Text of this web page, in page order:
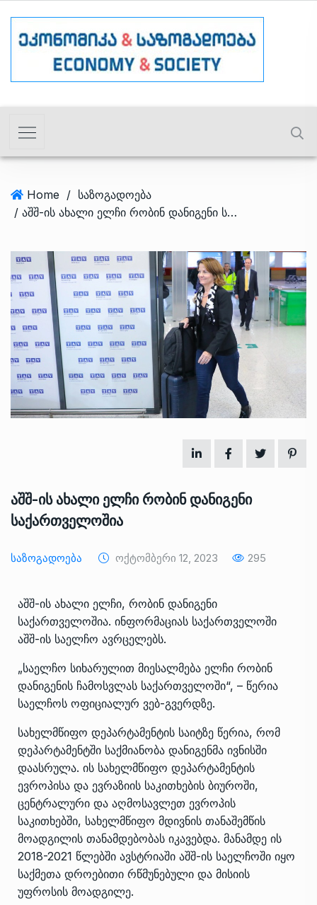
Home / საზოგადოება
/ აშშ-ის ახალი ელჩი რობინ დანიგენი საქართველოშია
აშშ-ის ახალი ელჩი რობინ დანიგენი
საქართველოშია
Საზოგადოება Ოქტომბერი 12, 2023 295
აშშ-ის ახალი ელჩი, რობინ დანიგენი
საქართველოშია. ინფორმაციას საქართველოში
აშშ-ის საელჩო ავრცელებს.
„საელჩო სიხარულით მიესალმება ელჩი რობინ
დანიგენის ჩამოსვლას საქართველოში“, – წერია
საელჩოს ოფიციალურ ვებ-გვერდზე.
სახელმწიფო დეპარტამენტის საიტზე წერია, რომ
დეპარტამენტში საქმიანობა დანიგენმა ივნისში
დაასრულა. ის სახელმწიფო დეპარტამენტის
ევროპისა და ევრაზიის საკითხების ბიუროში,
ცენტრალური და აღმოსავლეთ ევროპის
საკითხებში, სახელმწიფო მდივნის თანაშემწის
მოადგილის თანამდებობას იკავებდა. მანამდე ის
2018-2021 წლებში ავსტრიაში აშშ-ის საელჩოში იყო
საქმეთა დროებითი რწმუნებული და მისიის
უფროსის მოადგილე.